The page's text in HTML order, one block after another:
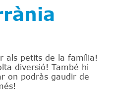
als petits de la família!
diversió! També hi
on podràs gaudir de